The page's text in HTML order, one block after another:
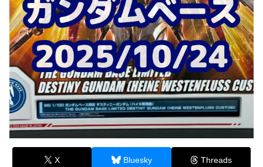
X Bluesky Threads